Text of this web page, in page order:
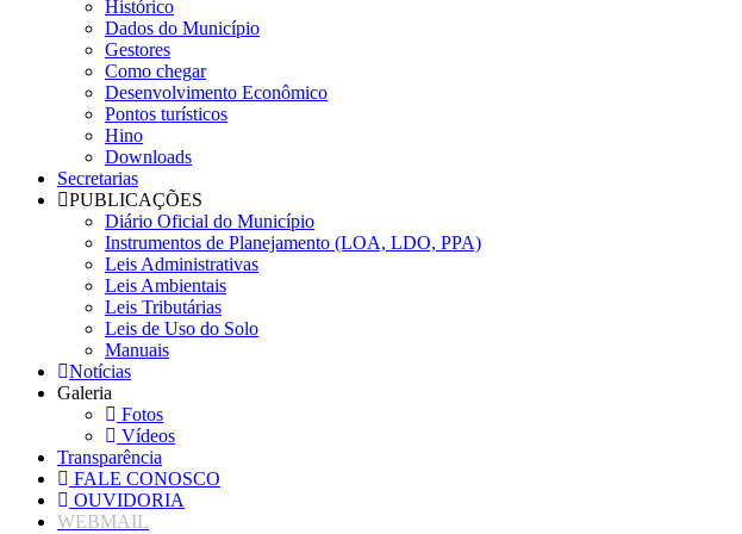
Histórico
Dados do Município
Gestores
Como chegar
Desenvolvimento Econômico
Pontos turísticos
Hino
Downloads
Secretarias
PUBLICAÇÕES
Diário Oficial do Município
Instrumentos de Planejamento (LOA, LDO, PPA)
Leis Administrativas
Leis Ambientais
Leis Tributárias
Leis de Uso do Solo
Manuais
Notícias
Galeria
Fotos
Vídeos
Transparência
FALE CONOSCO
OUVIDORIA
WEBMAIL